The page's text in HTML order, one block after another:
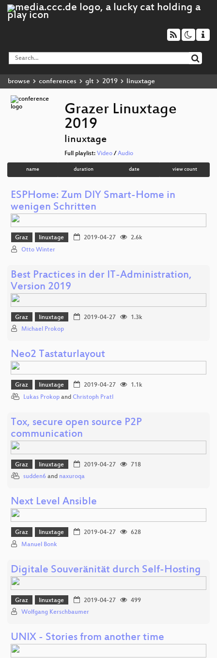
browse conferences glt 2019 linuxtage
Grazer Linuxtage
2019
linuxtage
Full playlist: Video/ Audio
name duration date view count
ESPHome: Zum DIY Smart-Home in
wenigen Schritten
Graz linuxtage 2019-04-27
2.6k
Otto Winter
Best Practices in der IT-Administration,
Version 2019
Graz linuxtage 2019-04-27
1.3k
Michael Prokop
Neo2 Tastaturlayout
Graz linuxtage 2019-04-27
1.1k
Lukas Prokop and Christoph Pratl
Tox, secure open source P2P
communication
Graz linuxtage 2019-04-27
718
sudden6 and naxuroqa
Next Level Ansible
Graz linuxtage 2019-04-27
628
Manuel Bonk
Digitale Souveränität durch Self-Hosting
Graz linuxtage 2019-04-27
499
Wolfgang Kerschbaumer
UNIX - Stories from another time